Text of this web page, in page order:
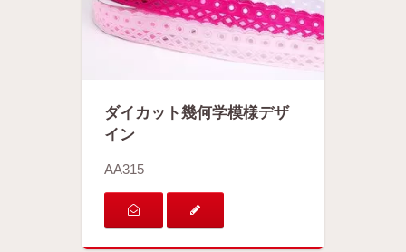
ダイカット幾何学模様デザ
イン
AA315